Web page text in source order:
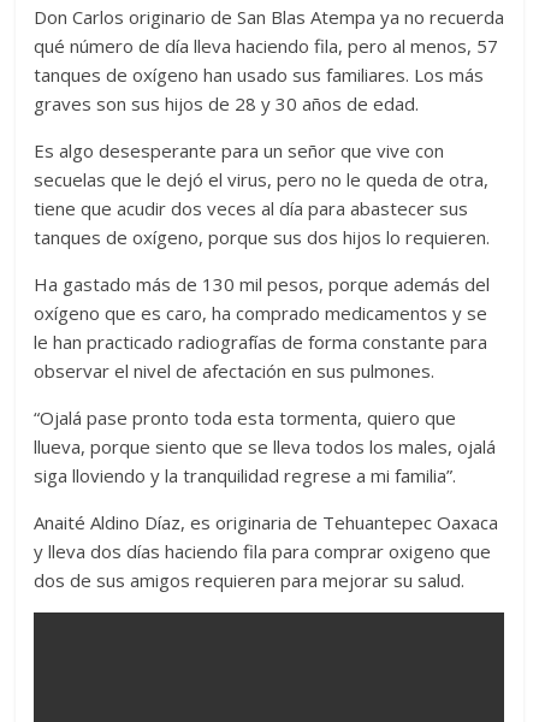
Don Carlos originario de San Blas Atempa ya no recuerda
qué número de día lleva haciendo fila, pero al menos, 57
tanques de oxígeno han usado sus familiares. Los más
graves son sus hijos de 28 y 30 años de edad.
Es algo desesperante para un señor que vive con
secuelas que le dejó el virus, pero no le queda de otra,
tiene que acudir dos veces al día para abastecer sus
tanques de oxígeno, porque sus dos hijos lo requieren.
Ha gastado más de 130 mil pesos, porque además del
oxígeno que es caro, ha comprado medicamentos y se
le han practicado radiografías de forma constante para
observar el nivel de afectación en sus pulmones.
“Ojalá pase pronto toda esta tormenta, quiero que
llueva, porque siento que se lleva todos los males, ojalá
siga lloviendo y la tranquilidad regrese a mi familia”.
Anaité Aldino Díaz, es originaria de Tehuantepec Oaxaca
y lleva dos días haciendo fila para comprar oxigeno que
dos de sus amigos requieren para mejorar su salud.